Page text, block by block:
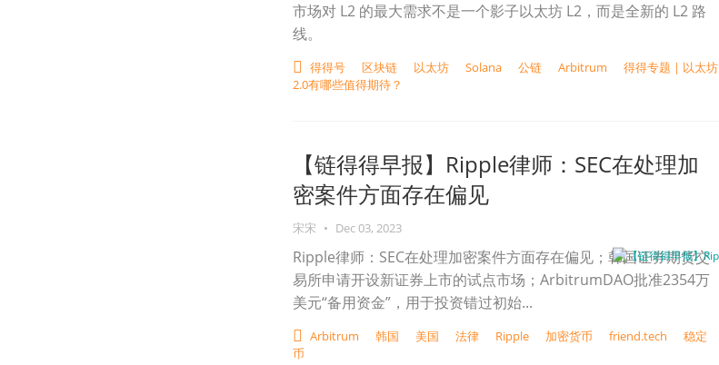
市场对 L2 的最大需求不是一个影子以太坊 L2，而是全新的 L2 路
线。
得得号 区块链 以太坊 Solana 公链 Arbitrum
得得专题 | 以太坊
2.0有哪些值得期待？
【链得得早报】Ripple律师：SEC在处理加
密案件方面存在偏见
宋宋 • Dec 03, 2023
Ripple律师：SEC在处理加密案件方面存在偏见；韩国证券期货交
易所申请开设新证券上市的试点市场；ArbitrumDAO批准2354万
美元“备用资金”，用于投资错过初始...
Arbitrum 韩国 美国 法律 Ripple 加密货币 friend.tech
稳定
币